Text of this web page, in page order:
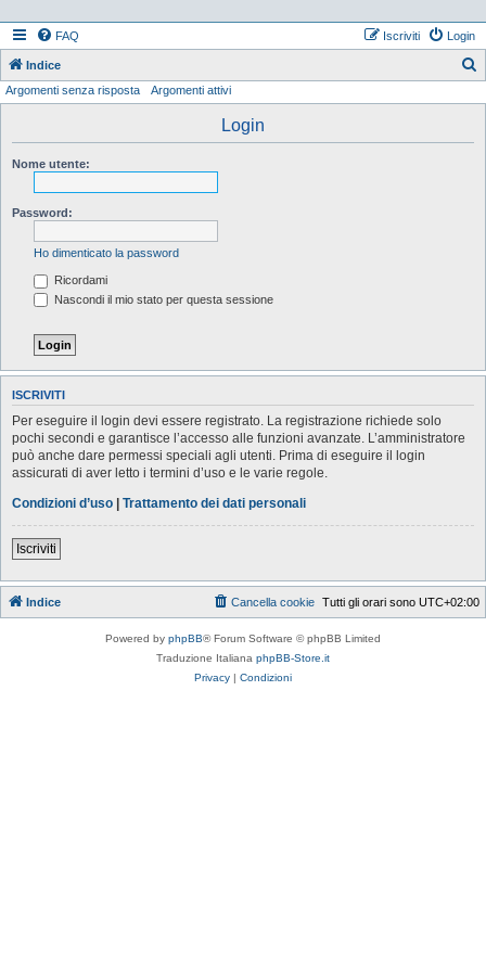
FAQ Login
Iscriviti
Indice
Argomenti senza risposta Argomenti attivi
Login
Nome utente:
Password:
Ho dimenticato la password
Ricordami
Nascondi il mio stato per questa sessione
ISCRIVITI
Per eseguire il login devi essere registrato. La registrazione richiede solo
pochi secondi e garantisce l’accesso alle funzioni avanzate. L’amministratore
può anche dare permessi speciali agli utenti. Prima di eseguire il login
assicurati di aver letto i termini d’uso e le varie regole.
Condizioni d’uso | Trattamento dei dati personali
Iscriviti
Indice Tutti gli orari sono UTC+02:00
Cancella cookie
Powered by phpBB® Forum Software © phpBB Limited
Traduzione Italiana phpBB-Store.it
Privacy | Condizioni